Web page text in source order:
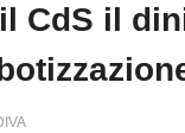
CdS il